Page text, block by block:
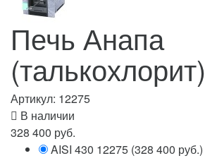
Печь Анапа
(талькохлорит)
Артикул: 12275
В наличии
328 400 руб.
AISI 430 12275 (328 400 руб.)